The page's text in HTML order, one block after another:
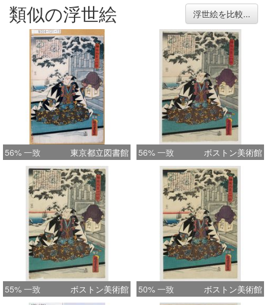
類似の浮世絵 浮世絵を比較...
56% 一致 東京都立図書館 56% 一致 ボストン美術館
55% 一致 ボストン美術館 50% 一致 ボストン美術館